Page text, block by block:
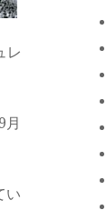
レ
月
い